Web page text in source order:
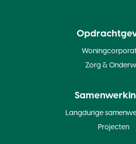
Zorg &
Langdurige
Projecten